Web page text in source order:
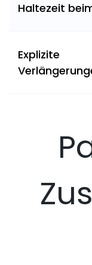
Haltezeit
Explizite